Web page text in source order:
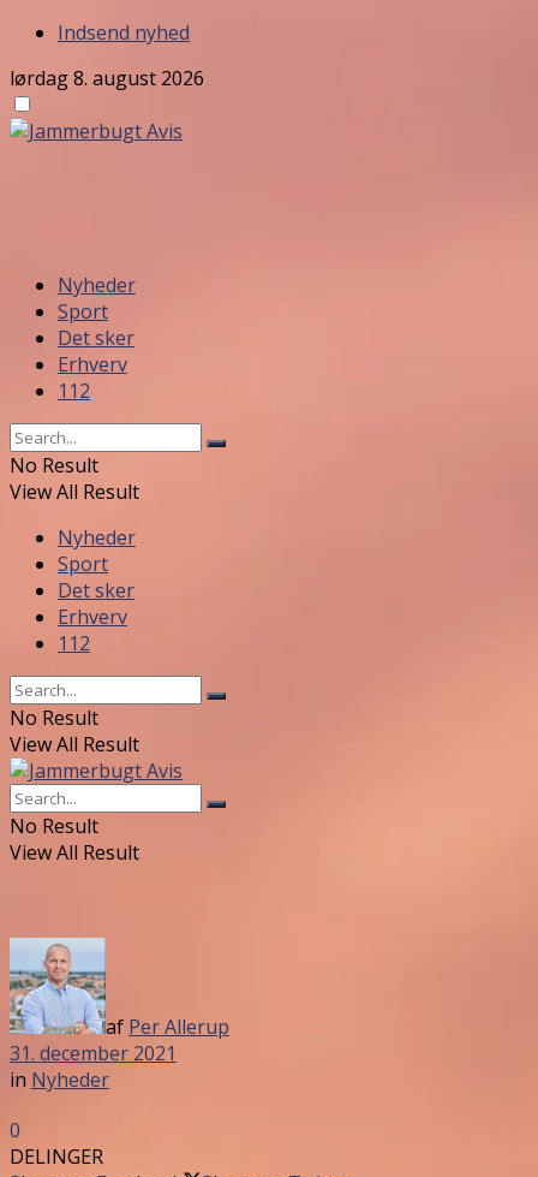
Indsend nyhed
lørdag 8. august 2026
Nyheder
Sport
Det sker
Erhverv
112
No Result
View All Result
Nyheder
Sport
Det sker
Erhverv
112
No Result
View All Result
No Result
View All Result
af Per Allerup
31. december 2021
in Nyheder
0
DELINGER